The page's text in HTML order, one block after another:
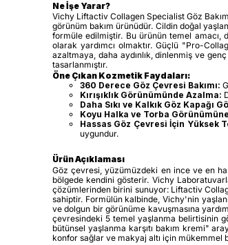
Ne İşe Yarar?
Vichy Liftactiv Collagen Specialist Göz
görünüm bakım ürünüdür. Cildin doğal
formüle edilmiştir. Bu ürünün temel amacı,
olarak yardımcı olmaktır. Güçlü "Pro-
azaltmaya, daha aydınlık, dinlenmiş ve
tasarlanmıştır.
Öne Çıkan Kozmetik Faydaları:
360 Derece Göz Çevresi Bakımı:
Kırışıklık Görünümünde Azalma:
Daha Sıkı ve Kalkık Göz Kapağı
Koyu Halka ve Torba
Hassas Göz Çevresi İçin Yüksek
uygundur.
Ürün Açıklaması
Göz çevresi, yüzümüzdeki en ince ve en
bölgede kendini gösterir. Vichy
çözümlerinden birini sunuyor: Liftactiv
sahiptir. Formülün kalbinde, Vichy'nin
ve dolgun bir görünüme kavuşmasına
çevresindeki 5 temel yaşlanma belirtisinin
bütünsel yaşlanma karşıtı bakım kremi"
konfor sağlar ve makyaj altı için